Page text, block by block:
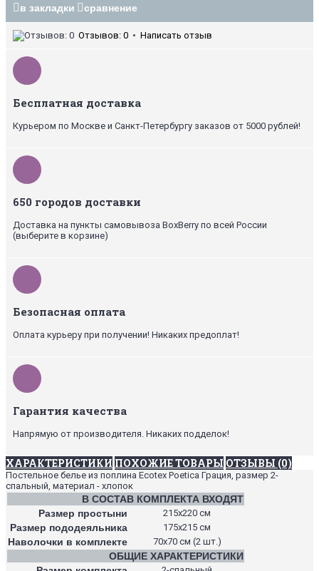
в закладки сравнение
Отзывов: 0 • Написать отзыв
Бесплатная доставка
Курьером по Москве и Санкт-Петербургу заказов от 5000 рублей!
650 городов доставки
Доставка на пункты самовывоза BoxBerry по всей России
(выберите в корзине)
Безопасная оплата
Оплата курьеру при получении! Никаких предоплат!
Гарантия качества
Напрямую от производителя. Никаких подделок!
ХАРАКТЕРИСТИКИ ПОХОЖИЕ ТОВАРЫ ОТЗЫВЫ (0)
Постельное белье из поплина Ecotex Poetica Грация, размер 2-
спальный, материал - хлопок
В СОСТАВ КОМПЛЕКТА ВХОДЯТ
Размер простыни
215х220 см
Размер пододеяльника 175х215 см
Наволочки в комплекте 70х70 см (2 шт.)
ОБЩИЕ ХАРАКТЕРИСТИКИ